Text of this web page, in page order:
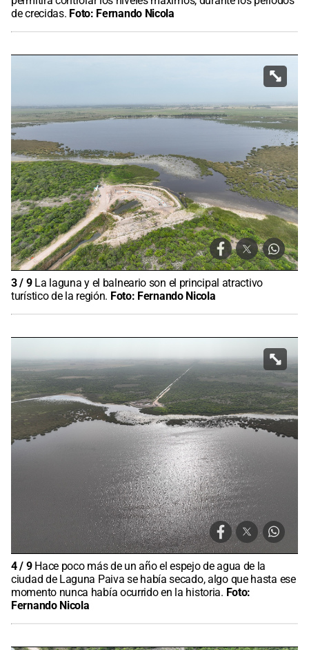
de crecidas. Foto: Fernando Nicola
3/ 9 La laguna y el balneario son el principal atractivo
turístico de la región. Foto: Fernando Nicola
4/ 9 Hace poco más de un año el espejo de agua de la
ciudad de Laguna Paiva se había secado, algo que hasta ese
momento nunca había ocurrido en la historia. Foto:
Fernando Nicola